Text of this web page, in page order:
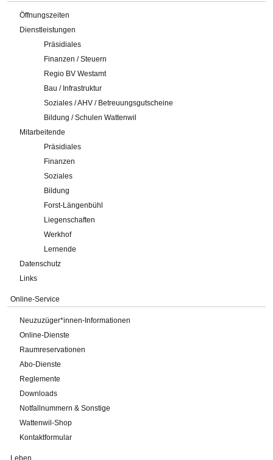
Öffnungszeiten
Dienstleistungen
Präsidiales
Finanzen / Steuern
Regio BV Westamt
Bau / Infrastruktur
Soziales / AHV / Betreuungsgutscheine
Bildung / Schulen Wattenwil
Mitarbeitende
Präsidiales
Finanzen
Soziales
Bildung
Forst-Längenbühl
Liegenschaften
Werkhof
Lernende
Datenschutz
Links
Online-Service
Neuzuzüger*innen-Informationen
Online-Dienste
Raumreservationen
Abo-Dienste
Reglemente
Downloads
Notfallnummern & Sonstige
Wattenwil-Shop
Kontaktformular
Leben